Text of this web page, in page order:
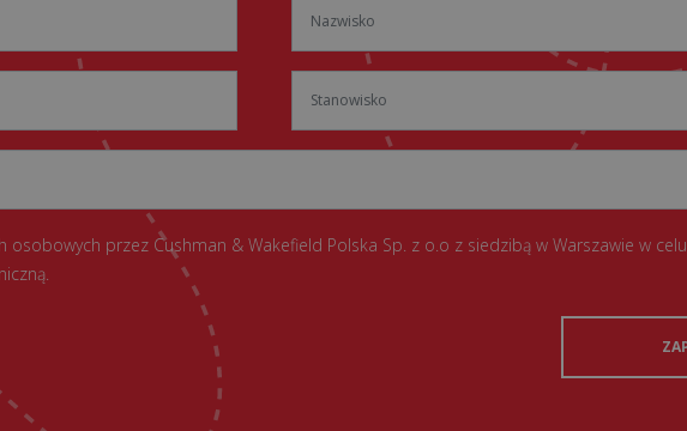
przez Cushman & Wakefield Polska Sp. z o.o z siedzibą w Warszawie w celu